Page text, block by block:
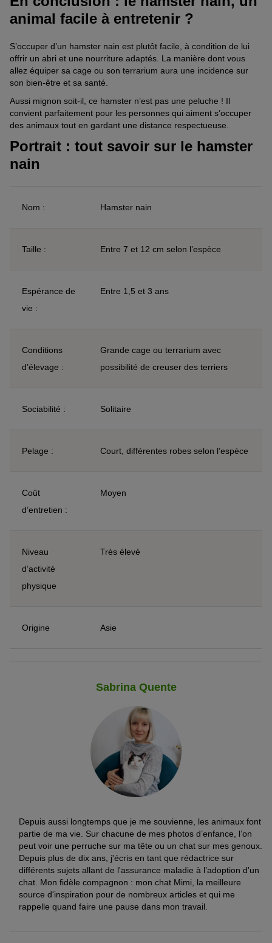
animal facile à entretenir ?
S’occuper d’un hamster nain est plutôt facile, à condition de lui
offrir un abri et une nourriture adaptés. La manière dont vous
allez équiper sa cage ou son terrarium aura une incidence sur
son bien-être et sa santé.
Aussi mignon soit-il, ce hamster n’est pas une peluche ! Il
convient parfaitement pour les personnes qui aiment s’occuper
des animaux tout en gardant une distance respectueuse.
Portrait : tout savoir sur le hamster
nain
Nom : Hamster nain
Taille : Entre 7 et 12 cm selon l’espèce
Espérance de
vie :
Entre 1,5 et 3 ans
Conditions
d’élevage :
Grande cage ou terrarium avec
possibilité de creuser des terriers
Sociabilité : Solitaire
Pelage : Court, différentes robes selon l’espèce
Coût
d’entretien :
Moyen
Niveau
d’activité
physique
Très élevé
Origine Asie
Sabrina Quente
Depuis aussi longtemps que je me souvienne, les animaux font
partie de ma vie. Sur chacune de mes photos d’enfance, l’on
peut voir une perruche sur ma tête ou un chat sur mes genoux.
Depuis plus de dix ans, j'écris en tant que rédactrice sur
différents sujets allant de l'assurance maladie à l’adoption d'un
chat. Mon fidèle compagnon : mon chat Mimi, la meilleure
source d'inspiration pour de nombreux articles et qui me
rappelle quand faire une pause dans mon travail.